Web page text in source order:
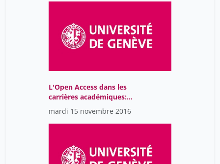
L'Open Access dans les
carrières académiques:
quelle stratégie Open
Access pour la Suisse?
mardi 15 novembre 2016